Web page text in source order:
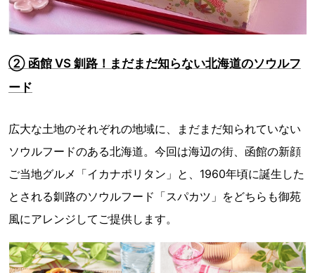
② 函館 VS 釧路！まだまだ知らない北海道のソウルフ
ード
広大な土地のそれぞれの地域に、まだまだ知られていない
ソウルフードのある北海道。今回は海辺の街、函館の新顔
ご当地グルメ「イカナポリタン」と、1960年頃に誕生した
とされる釧路のソウルフード「スパカツ」をどちらも御苑
風にアレンジしてご提供します。